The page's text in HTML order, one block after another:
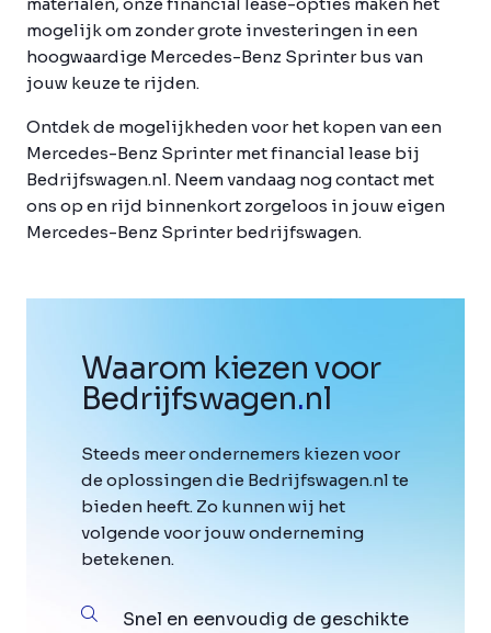
mogelijk om zonder grote investeringen in een
hoogwaardige Mercedes-Benz Sprinter bus van
jouw keuze te rijden.
Ontdek de mogelijkheden voor het kopen van een
Mercedes-Benz Sprinter met financial lease bij
Bedrijfswagen.nl. Neem vandaag nog contact met
ons op en rijd binnenkort zorgeloos in jouw eigen
Mercedes-Benz Sprinter bedrijfswagen.
Waarom kiezen voor
Bedrijfswagen.nl
Steeds meer ondernemers kiezen voor
de oplossingen die Bedrijfswagen.nl te
bieden heeft. Zo kunnen wij het
volgende voor jouw onderneming
betekenen.
Snel en eenvoudig de geschikte